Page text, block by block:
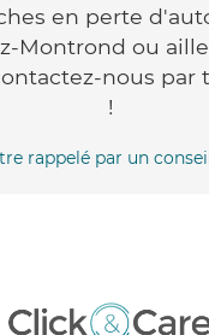
en perte
Montrond ou
nous par
!
rappelé par un